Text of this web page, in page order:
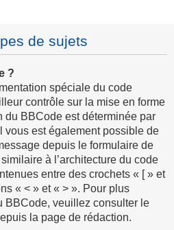
de sujets
?
spéciale du code
contrôle sur la mise en forme
du BBCode est déterminée par
vous est également possible de
depuis le formulaire de
à l’architecture du code
entre des crochets « [ » et
« < » et « > ». Pour plus
BBCode, veuillez consulter le
la page de rédaction.